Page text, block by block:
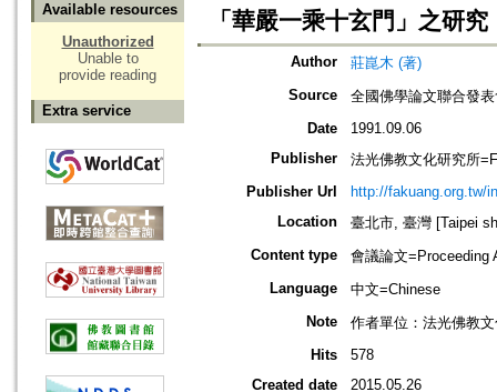
Available resources
Unauthorized
Unable to
provide reading
Extra service
「華嚴一乘十玄門」之研究
Author
莊崑木 (著)
Source
全國佛學論文聯合發
Date
1991.09.06
Publisher
法光佛教文化研究所
Publisher Url
http://fakuang.org.tw/
Location
臺北市, 臺灣 [Taipei
Content type
會議論文=Proceeding
Language
中文=Chinese
Note
作者單位：法光佛教
Hits
578
Created date
2015.05.26